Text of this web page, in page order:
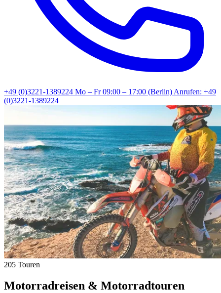
+49 (0)3221-1389224 Mo – Fr 09:00 – 17:00 (Berlin)Anrufen: +49
(0)3221-1389224
205 Touren
Motorradreisen & Motorradtouren